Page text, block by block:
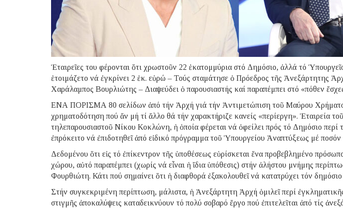
Ἑταιρεῖες του φέρονται ὅτι χρωστοῦν 22 ἑκατομμύρια στό Δημόσιο, ἀλλά τό
ἑτοιμάζετο νά ἐγκρίνει 2 ἑκ. εὐρώ – Τούς σταμάτησε ὁ Πρόεδρος τῆς Ἀνεξάρτητης
Χαράλαμπος Βουρλιώτης – Διαψεύδει ὁ παρουσιαστής καί παραπέμπει στό «πόθεν
ΕΝΑ ΠΟΡΙΣΜΑ 80 σελίδων ἀπό τήν Ἀρχή γιά τήν Ἀντιμετώπιση τοῦ Μαύρου
χρηματοδότηση πού ἄν μή τί ἄλλο θά τήν χαρακτήριζε κανείς «περίεργη». Ἑταιρεία
τηλεπαρουσιαστοῦ Νίκου Κοκλώνη, ἡ ὁποία φέρεται νά ὀφείλει πρός τό Δημόσιο περί
ἐπρόκειτο νά ἐπιδοτηθεῖ ἀπό εἰδικό πρόγραμμα τοῦ Ὑπουργείου Ἀναπτύξεως μέ
Δεδομένου ὅτι εἰς τό ἐπίκεντρον τῆς ὑποθέσεως εὑρίσκεται ἕνα προβεβλημένο
χώρου, αὐτό παραπέμπει (χωρίς νά εἶναι ἡ ἴδια ὑπόθεσις) στήν ἀλήστου μνήμης
Φουρθιώτη. Κάτι πού σημαίνει ὅτι ἡ διαφθορά ἐξακολουθεῖ νά κατατρύχει τόν δημόσιο
Στήν συγκεκριμένη περίπτωση, μάλιστα, ἡ Ἀνεξάρτητη Ἀρχή ὁμιλεῖ περί
στιγμῆς ἀποκαλύψεις καταδεικνύουν τό πολύ σοβαρό ἔργο πού ἐπιτελεῖται ἀπό τίς